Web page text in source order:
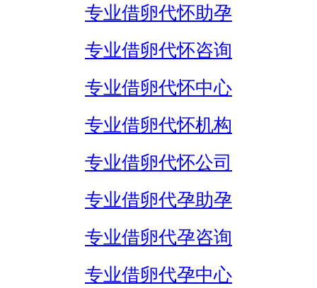
专业借卵代怀助孕
专业借卵代怀咨询
专业借卵代怀中心
专业借卵代怀机构
专业借卵代怀公司
专业借卵代孕助孕
专业借卵代孕咨询
专业借卵代孕中心